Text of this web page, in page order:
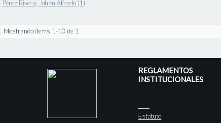
Pérez Rivera, Johan Alfredo (1)
Mostrando ítems 1-10 de 1
REGLAMENTOS
INSTITUCIONALES
Estatuto